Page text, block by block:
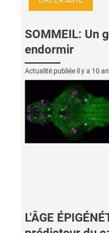
SOMMEIL: Un
endormir
Actualité publiée il y a 10
L'ÂGE